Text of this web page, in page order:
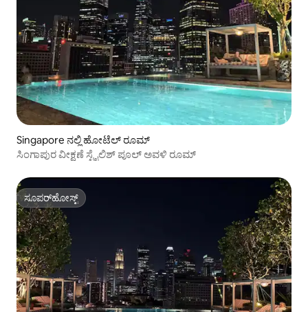
Singapore ನಲ್ಲಿ ಹೋಟೆಲ್ ರೂಮ್
ಸಿಂಗಾಪುರ ವೀಕ್ಷಣೆ ಸ್ಟೈಲಿಶ್ ಪೂಲ್ ಅವಳಿ ರೂಮ್
ಸೂಪರ್‌ಹೋಸ್ಟ್
ಸೂಪರ್‌ಹೋಸ್ಟ್